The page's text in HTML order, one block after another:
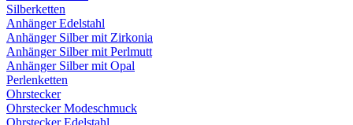
Silberketten
Anhänger Edelstahl
Anhänger Silber mit Zirkonia
Anhänger Silber mit Perlmutt
Anhänger Silber mit Opal
Perlenketten
Ohrstecker
Ohrstecker Modeschmuck
Ohrstecker Edelstahl